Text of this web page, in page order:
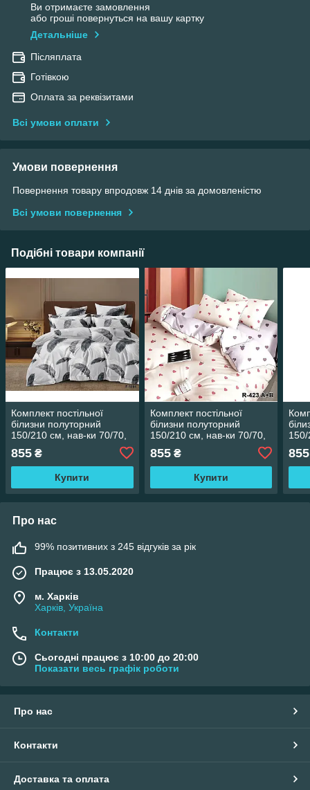
Ви отримаєте замовлення
або гроші повернуться на вашу картку
Детальніше
Післяплата
Готівкою
Оплата за реквізитами
Всі умови оплати
Умови повернення
Повернення товару впродовж 14 днів за домовленістю
Всі умови повернення
Подібні товари компанії
Комплект постільної
білизни полуторний
150/210 см, нав-ки 70/70,
складається з бавовни
855 ₴
Купити
Комплект постільної
білизни полуторний
150/210 см, нав-ки 70/70,
складається з бавовни
855₴
Купити
855
Про нас
99% позитивних з 245 відгуків за рік
Працює з 13.05.2020
м. Харків
Харків, Україна
Контакти
Сьогодні працює з 10:00 до 20:00
Показати весь графік роботи
Про нас
Контакти
Доставка та оплата